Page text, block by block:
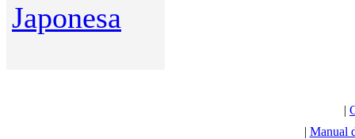
Japonesa
|
| Manual